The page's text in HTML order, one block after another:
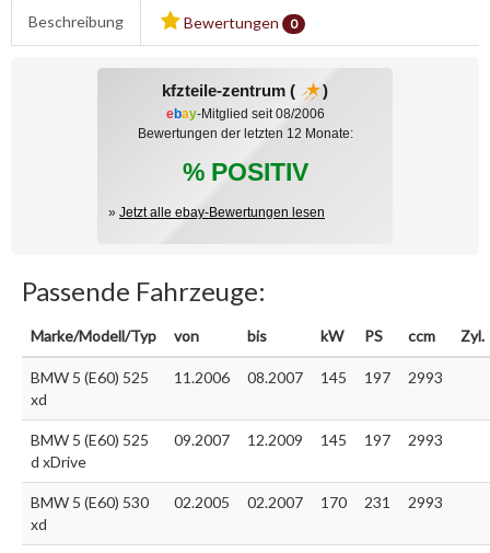
Beschreibung Bewertungen 0
kfzteile-zentrum ( )
ebay-Mitglied seit 08/2006
Bewertungen der letzten 12 Monate:
% POSITIV
» Jetzt alle ebay-Bewertungen lesen
Passende Fahrzeuge:
Marke/Modell/Typ von bis kW PS ccm Zyl.
BMW 5 (E60) 525
xd
11.2006 08.2007 145 197 2993
BMW 5 (E60) 525
d xDrive
09.2007 12.2009 145 197 2993
BMW 5 (E60) 530
xd
02.2005 02.2007 170 231 2993